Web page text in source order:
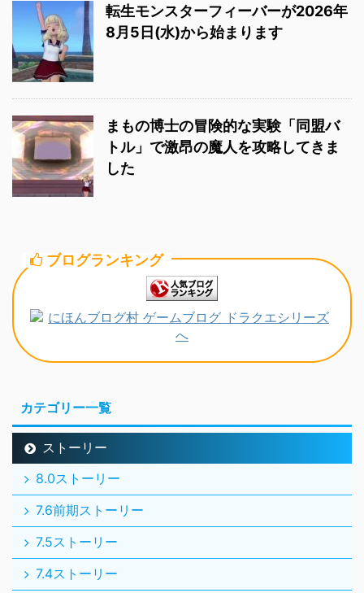
転生モンスターフィーバーが2026年
8月5日(水)から始まります
まもの博士の冒険的な実験「同盟バ
トル」で激昂の魔人を攻略してきま
した
ブログランキング
カテゴリー一覧
ストーリー
8.0ストーリー
7.6前期ストーリー
7.5ストーリー
7.4ストーリー